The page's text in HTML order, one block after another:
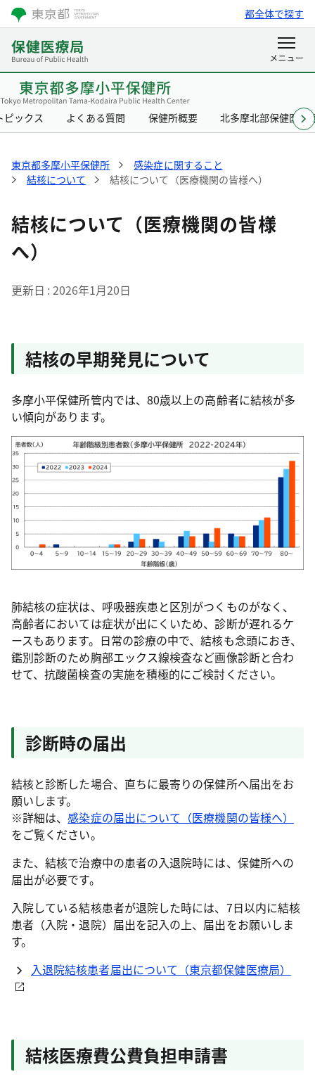
都全体で探す
ピックス よくある質問 保健所概要 北多摩北部保健医療
東京都多摩小平保健所
感染症に関すること
結核について
結核について（医療機関の皆様へ）
結核について（医療機関の皆様
へ）
更新日 2026年1月20日
結核の早期発見について
多摩小平保健所管内では、80歳以上の高齢者に結核が多
い傾向があります。
肺結核の症状は、呼吸器疾患と区別がつくものがなく、
高齢者においては症状が出にくいため、診断が遅れるケ
ースもあります。日常の診療の中で、結核も念頭におき、
鑑別診断のため胸部エックス線検査など画像診断と合わ
せて、抗酸菌検査の実施を積極的にご検討ください。
診断時の届出
結核と診断した場合、直ちに最寄りの保健所へ届出をお
願いします。
※詳細は、感染症の届出について（医療機関の皆様へ）
をご覧ください。
また、結核で治療中の患者の入退院時には、保健所への
届出が必要です。
入院している結核患者が退院した時には、7日以内に結核
患者（入院・退院）届出を記入の上、届出をお願いしま
す。
入退院結核患者届出について（東京都保健医療局）
結核医療費公費負担申請書